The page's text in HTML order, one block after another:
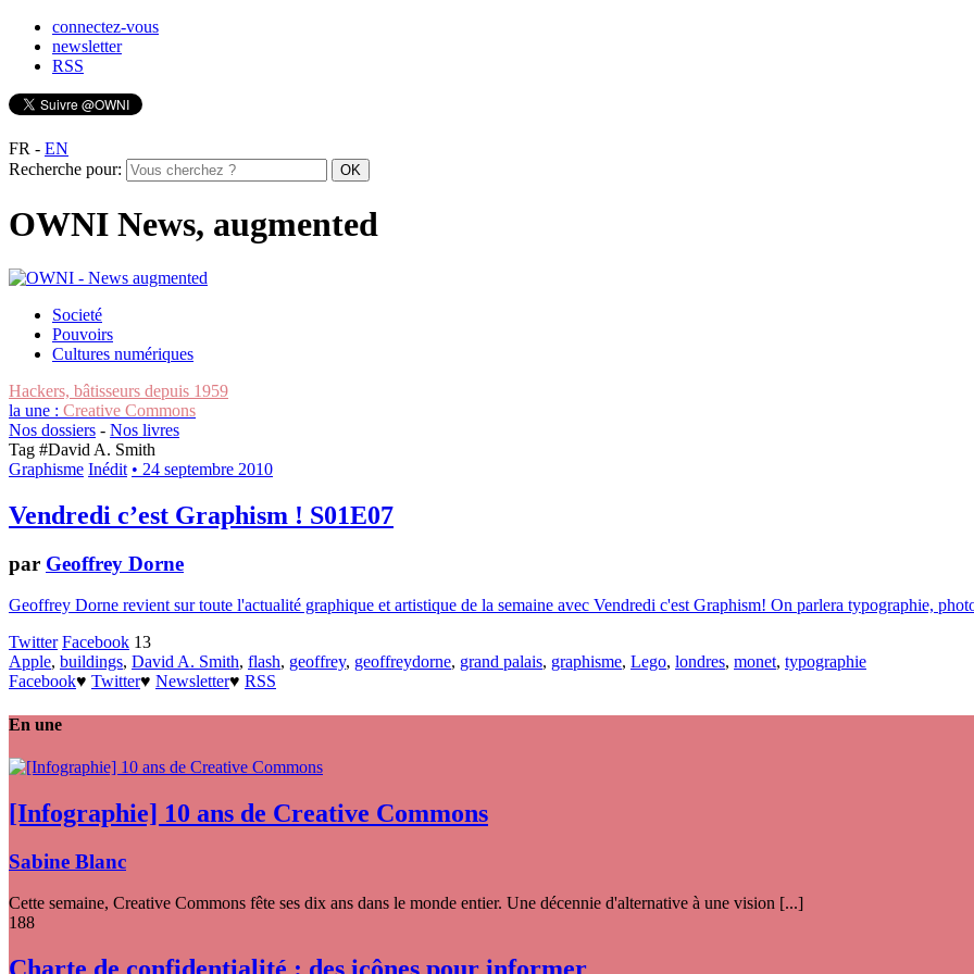
connectez-vous
newsletter
RSS
FR - EN
Recherche pour:
OWNI News, augmented
Societé
Pouvoirs
Cultures numériques
Hackers, bâtisseurs depuis 1959
la une : Creative Commons
Nos dossiers - Nos livres
Tag #David A. Smith
Graphisme Inédit • 24 septembre 2010
Vendredi c’est Graphism ! S01E07
par Geoffrey Dorne
Geoffrey Dorne revient sur toute l'actualité graphique et artistique de la semaine avec Vendredi c'est Graphism! On parlera typographie,
Twitter Facebook 13
Apple, buildings, David A. Smith, flash, geoffrey, geoffreydorne, grand palais, graphisme, Lego, londres, monet, typographie
Facebook♥ Twitter♥ Newsletter♥ RSS
En une
[Infographie] 10 ans de Creative Commons
Sabine Blanc
Cette semaine, Creative Commons fête ses dix ans dans le monde entier. Une décennie d'alternative à une vision [...]
188